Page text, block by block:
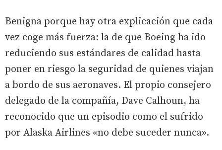
Benigna porque hay otra explicación que cada
vez coge más fuerza: la de que Boeing ha ido
reduciendo sus estándares de calidad hasta
poner en riesgo la seguridad de quienes viajan
a bordo de sus aeronaves. El propio consejero
delegado de la compañía, Dave Calhoun, ha
reconocido que un episodio como el sufrido
por Alaska Airlines «no debe suceder nunca».